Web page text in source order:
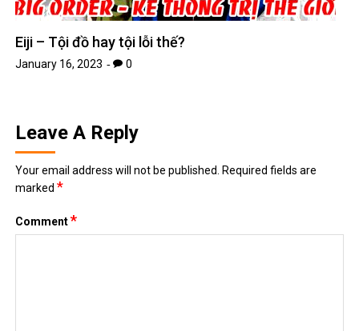
Eiji – Tội đồ hay tội lỗi thế?
January 16, 2023 0
Leave A Reply
Your email address will not be published.
Required fields are
marked*
Comment*